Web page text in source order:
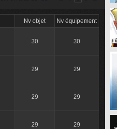
Nv objet Nv équipement
30 30
29 29
29 29
29 29